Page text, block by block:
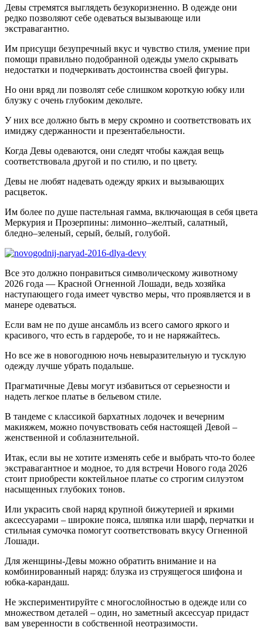
Девы стремятся выглядеть безукоризненно. В одежде они
редко позволяют себе одеваться вызывающе или
экстравагантно.
Им присущи безупречный вкус и чувство стиля, умение при
помощи правильно подобранной одежды умело скрывать
недостатки и подчеркивать достоинства своей фигуры.
Но они вряд ли позволят себе слишком короткую юбку или
блузку с очень глубоким декольте.
У них все должно быть в меру скромно и соответствовать их
имиджу сдержанности и презентабельности.
Когда Девы одеваются, они следят чтобы каждая вещь
соответствовала другой и по стилю, и по цвету.
Девы не любят надевать одежду ярких и вызывающих
расцветок.
Им более по душе пастельная гамма, включающая в себя цвета
Меркурия и Прозерпины: лимонно–желтый, салатный,
бледно–зеленый, серый, белый, голубой.
Все это должно понравиться символическому животному
2026 года — Красной Огненной Лошади, ведь хозяйка
наступающего года имеет чувство меры, что проявляется и в
манере одеваться.
Если вам не по душе ансамбль из всего самого яркого и
красивого, что есть в гардеробе, то и не наряжайтесь.
Но все же в новогоднюю ночь невыразительную и тусклую
одежду лучше убрать подальше.
Прагматичные Девы могут избавиться от серьезности и
надеть легкое платье в бельевом стиле.
В тандеме с классикой бархатных лодочек и вечерним
макияжем, можно почувствовать себя настоящей Девой –
женственной и соблазнительной.
Итак, если вы не хотите изменять себе и выбрать что-то более
экстравагантное и модное, то для встречи Нового года 2026
стоит приобрести коктейльное платье со строгим силуэтом
насыщенных глубоких тонов.
Или украсить свой наряд крупной бижутерией и яркими
аксессуарами – широкие пояса, шляпка или шарф, перчатки и
стильная сумочка помогут соответствовать вкусу Огненной
Лошади.
Для женщины-Девы можно обратить внимание и на
комбинированный наряд: блузка из струящегося шифона и
юбка-карандаш.
Не экспериментируйте с многослойностью в одежде или со
множеством деталей – один, но заметный аксессуар придаст
вам уверенности в собственной неотразимости.